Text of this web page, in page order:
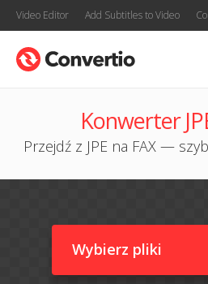
Video Editor Add Subtitles to Video
Konwerter
Przejdź z JPE na FAX —
Wybierz pliki